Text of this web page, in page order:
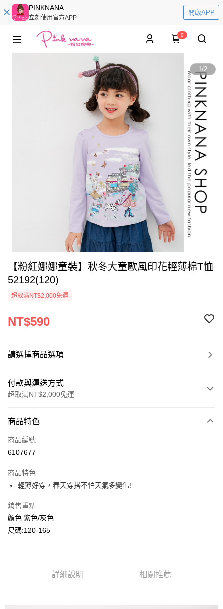
PINKNANA
立刻使用官方APP
開啟APP
0
1/2
【粉紅娜娜童裝】秋冬大童歐風印花輕薄棉T恤
52192(120)
超取滿NT$2,000免運
NT$590
請選擇商品選項
付款與運送方式
超取滿NT$2,000免運
信用卡一次付款
超商取貨付款
Apple Pay
Google Pay
ATM付款
每筆NT$80，滿NT$2,000(含以上)免運費
商品特色
商品編號
6107677
商品特色
輕薄好穿，春天穿搭不怕天氣多變化!
銷售重點
顏色:紫色/灰色
尺碼:120-165
詳細說明 相關推薦